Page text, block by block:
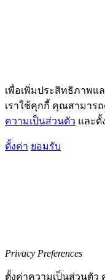
เพื่อเพิ่มประสิทธิภาพแ
เราใช้คุกกี้ คุณสามารถ
ความเป็นส่วนตัว และ
ตั้งค่า ยอมรับ
Privacy Preferences
ตั้งค่าความเป็นส่วนตัว